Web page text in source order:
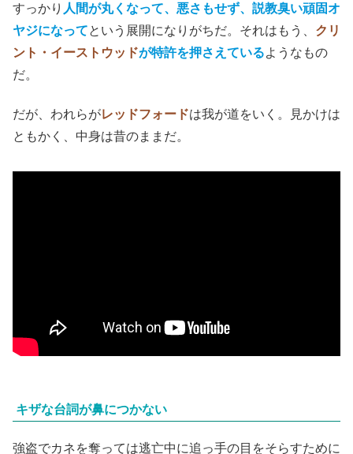
すっかり 人間が丸くなって、悪さもせず、説教臭い頑固オ
ヤジになってという展開になりがちだ。それはもう、 クリ
ント・イーストウッドが特許を押さえているようなもの
だ。
だが、われらがレッドフォードは我が道をいく。見かけは
ともかく、中身は昔のままだ。
キザな台詞が鼻につかない
強盗でカネを奪っては逃亡中に追っ手の目をそらすために